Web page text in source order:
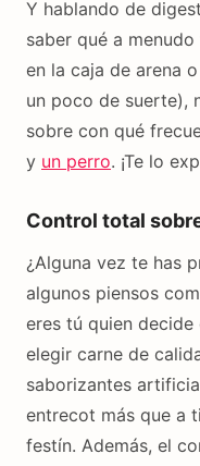
Y hablando de
saber qué a
en la caja de arena
un poco de suerte),
sobre con qué
y un perro. ¡Te lo
Control total
¿Alguna vez te has
algunos piensos
eres tú quien
elegir carne de
saborizantes
entrecot más que a
festín. Además, el